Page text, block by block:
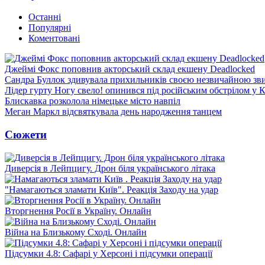
Останні
Популярні
Коментовані
Джеймі Фокс поповнив акторський склад екшену Deadlocked
Сандра Буллок здивувала прихильників своєю незвичайною
Лідер гурту Ногу свело! опинився під російським обстрілом у
Блискавка розколола німецьке місто навпіл
Меган Маркл відсвяткувала день народження танцем
Сюжети
Диверсія в Лейпцигу. Дрон біля українського літака
"Намагаються зламати Київ". Реакція Заходу на удар
Вторгнення Росії в Україну. Онлайн
Війна на Близькому Сході. Онлайн
Підсумки 4.8: Сафарі у Херсоні і підсумки операції